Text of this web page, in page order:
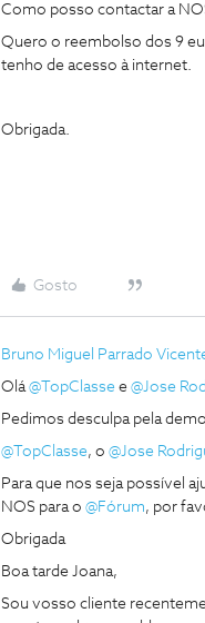
Como posso contactar a
Quero o reembolso dos 9
tenho de acesso à internet.
Obrigada.
Gosto
Bruno Miguel Parrado
Olá@TopClasse e @Jose
Pedimos desculpa pela
@TopClasse, o @Jose
Para que nos seja possível
NOS para o @Fórum, por
Obrigada
Boa tarde Joana,
Sou vosso cliente